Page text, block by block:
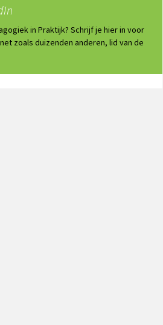
in Praktijk? Schrijf je hier in voor
zoals duizenden anderen, lid van de